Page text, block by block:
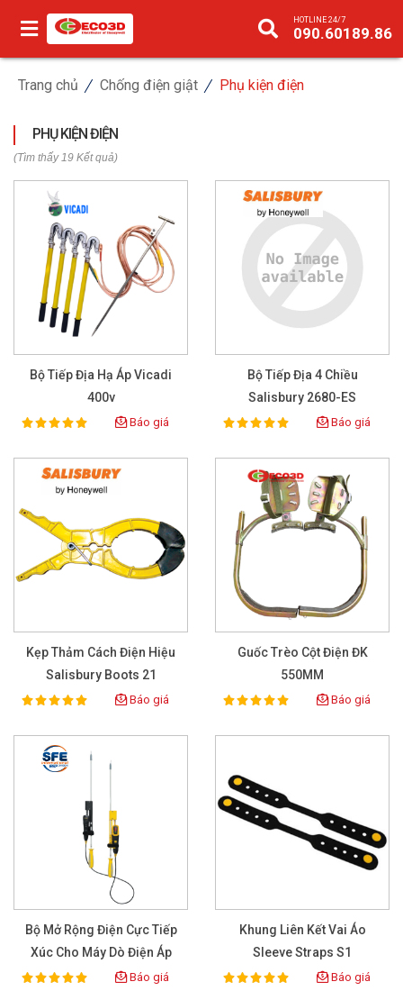
HOTLINE 24/7
090.60189.86
Trang chủ Chống điện giật Phụ kiện điện
PHỤ KIỆN ĐIỆN
(Tìm thấy 19 Kết quả)
Bộ Tiếp Địa Hạ Áp Vicadi
400v
Rating:
100% Báo giá
Bộ Tiếp Địa 4 Chiều
Salisbury 2680-ES
Rating:
100% Báo giá
Kẹp Thảm Cách Điện Hiệu
Salisbury Boots 21
Rating:
100% Báo giá
Guốc Trèo Cột Điện ĐK
550MM
Rating:
100% Báo giá
Bộ Mở Rộng Điện Cực Tiếp
Xúc Cho Máy Dò Điện Áp
TAG780VIFE
Rating:
100% Báo giá
Khung Liên Kết Vai Áo
Sleeve Straps S1
Rating:
100% Báo giá